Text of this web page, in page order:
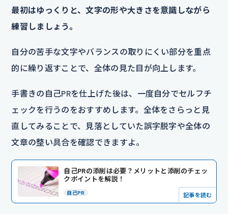
最初はゆっくりと、文字の形や大きさを意識しながら
練習しましょう。
自分の苦手な文字やバランスの取りにくい部分を重点
的に繰り返すことで、全体の見た目が向上します。
手書きの自己PRを仕上げた後は、一度自分でセルフチ
ェックを行うのをおすすめします。全体をさらっと見
直してみることで、見落としていた誤字脱字や全体の
文章の整い具合を確認できますよ。
自己PRの添削は必要？メリットと添削のチェッ
クポイントを解説！
自己PR 記事を読む